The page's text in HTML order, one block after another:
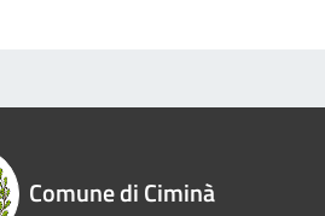
Comune di Ciminà